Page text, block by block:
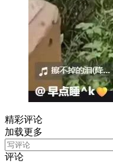
精彩评论
加载更多
评论